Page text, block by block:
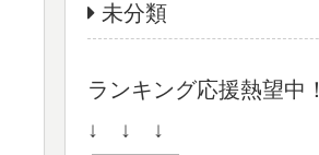
未分類
ランキング応援熱望中！
↓ ↓ ↓